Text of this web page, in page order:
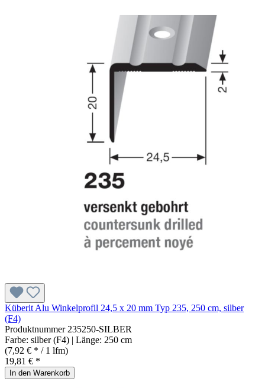
Küberit Alu Winkelprofil 24,5 x 20 mm Typ 235, 250 cm, silber
(F4)
Produktnummer 235250-SILBER
Farbe: silber (F4) | Länge: 250 cm
(7,92 € * / 1 lfm)
19,81 € *
In den Warenkorb